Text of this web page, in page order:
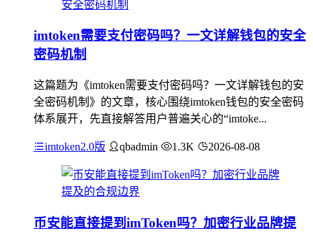
imtoken需要支付密码吗？一文详解钱包的安全
密码机制
这篇题为《imtoken需要支付密码吗？一文详解钱包的安
全密码机制》的文章，核心围绕imtoken钱包的安全密码
体系展开，先直接解答用户普遍关心的“imtoke...
imtoken2.0版 qbadmin 1.3K 2026-08-08
币安能直接提到imToken吗？加密行业品牌提